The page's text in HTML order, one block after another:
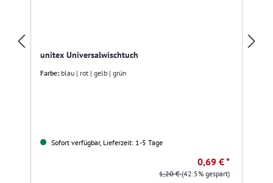
unitex Universalwischtuch
Farbe: blau | rot | gelb | grün
Sofort verfügbar, Lieferzeit: 1-5 Tage
0,69 € *
1,20 €(42.5% gespart)